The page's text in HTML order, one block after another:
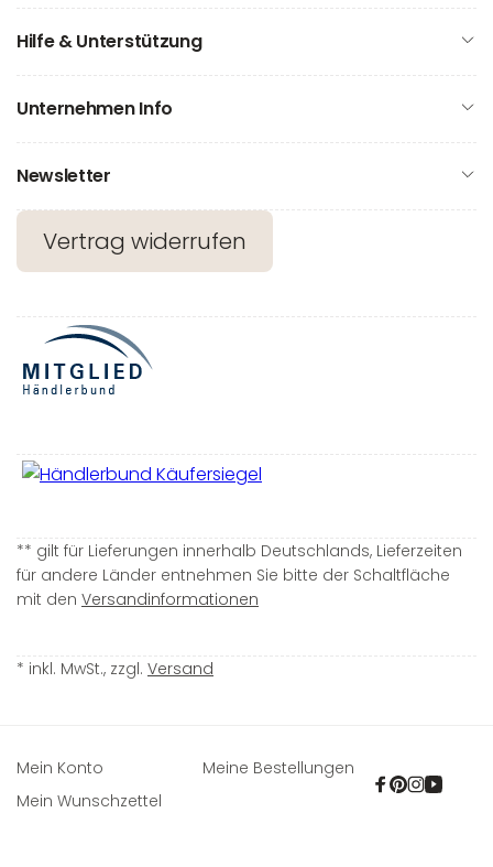
Hilfe & Unterstützung
Unternehmen Info
Newsletter
Vertrag widerrufen
** gilt für Lieferungen innerhalb Deutschlands, Lieferzeiten
für andere Länder entnehmen Sie bitte der Schaltfläche
mit den Versandinformationen
* inkl. MwSt., zzgl. Versand
Mein Konto
Meine Bestellungen
Mein Wunschzettel
Facebook
Pinterest